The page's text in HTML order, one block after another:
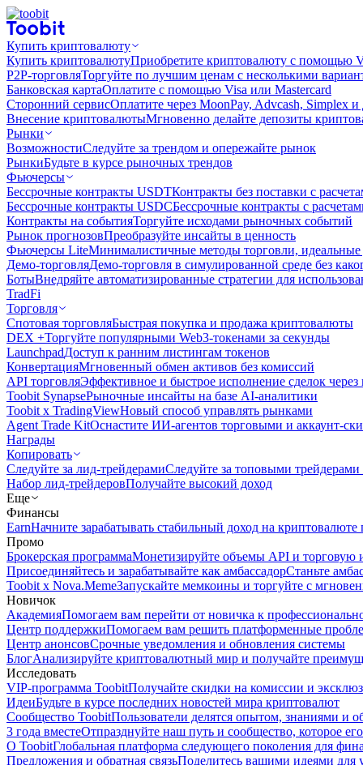
Купить криптовалюту
Купить криптовалютуПриобретите криптовалюту с помощью
P2P-торговляТоргуйте по лучшим ценам с несколькими
Банковская картаОплатите с помощью Visa или Mastercard
Сторонний сервисОплатите через MoonPay, Advcash, Simplex и
Внесение криптовалютыМгновенно делайте депозиты
Рынки
ВозможностиСледуйте за трендом и опережайте рынок
РынкиБудьте в курсе рыночных трендов
Фьючерсы
Бессрочные контракты USDTКонтракты без поставки с
Бессрочные контракты USDCБессрочные контракты с
Контракты на событияТоргуйте исходами рыночных событий
Рынок прогнозовПреобразуйте инсайты в ценность
Фьючерсы LiteМинималистичные методы торговли, идеальные
Демо-торговляДемо-торговля в симулированной среде без
БотыВнедряйте автоматизированные стратегии для
TradFi
Торговля
Спотовая торговляБыстрая покупка и продажа криптовалюты
DEX +Торгуйте популярными Web3-токенами за секунды
LaunchpadДоступ к ранним листингам токенов
КонвертацияМгновенный обмен активов без комиссий
API торговляЭффективное и быстрое исполнение сделок
Toobit SynapseРыночные инсайты на базе AI-аналитики
Toobit x TradingViewНовый способ управлять рынками
Agent Trade KitОснастите ИИ-агентов торговыми и аккаунт-
Награды
Копировать
Следуйте за лид-трейдерамиСледуйте за топовыми
Набор лид-трейдеровПолучайте высокий доход
Еще
Финансы
EarnНачните зарабатывать стабильный доход на криптовалюте
Промо
Брокерская программаМонетизируйте объемы API и торговую
Присоединяйтесь и зарабатывайте как амбассадорСтаньте
Toobit x Nova.MemeЗапускайте мемкоины и торгуйте с
Новичок
АкадемияПомогаем вам перейти от новичка к
Центр поддержкиПомогаем вам решить платформенные
Центр анонсовСрочные уведомления и обновления системы
БлогАнализируйте криптовалютный мир и получайте
Исследовать
VIP-программа ToobitПолучайте скидки на комиссии и
ИдеиБудьте в курсе последних новостей мира криптовалют
Сообщество ToobitПользователи делятся опытом, знаниями и
3 года вместеОтпразднуйте наш путь и сообщество, которое
О ToobitГлобальная платформа следующего поколения для
Предложения и обратная связьПоделитесь вашими идеями для